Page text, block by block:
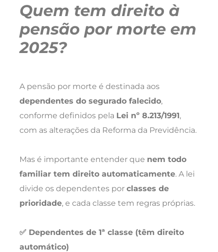
Quem tem direito à
pensão por morte em
2025?
A pensão por morte é destinada aos
dependentes do segurado falecido,
conforme definidos pela Lei nº 8.213/1991,
com as alterações da Reforma da Previdência.
Mas é importante entender que nem todo
familiar tem direito automaticamente. A lei
divide os dependentes por classes de
prioridade, e cada classe tem regras próprias.
✅ Dependentes de 1ª classe (têm direito
automático)